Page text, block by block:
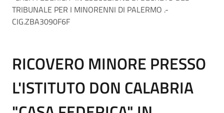
TRIBUNALE PER I MINORENNI DI PALERMO .-
CIG.ZBA3090F6F
RICOVERO MINORE PRESSO
L'ISTITUTO DON CALABRIA